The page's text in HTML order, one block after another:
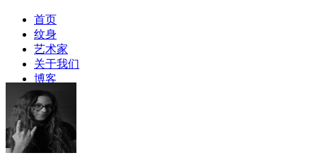
首页
纹身
艺术家
关于我们
博客